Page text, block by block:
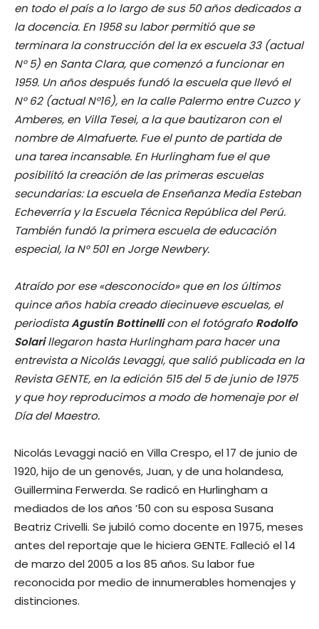
en todo el país a lo largo de sus 50 años dedicados a
la docencia. En 1958 su labor permitió que se
terminara la construcción del la ex escuela 33 (actual
N° 5) en Santa Clara, que comenzó a funcionar en
1959. Un años después fundó la escuela que llevó el
N° 62 (actual N°16), en la calle Palermo entre Cuzco y
Amberes, en Villa Tesei, a la que bautizaron con el
nombre de Almafuerte. Fue el punto de partida de
una tarea incansable. En Hurlingham fue el que
posibilitó la creación de las primeras escuelas
secundarias: La escuela de Enseñanza Media Esteban
Echeverría y la Escuela Técnica República del Perú.
También fundó la primera escuela de educación
especial, la N° 501 en Jorge Newbery.
Atraído por ese «desconocido» que en los últimos
quince años había creado diecinueve escuelas, el
periodistaAgustín Bottinellicon el fotógrafoRodolfo
Solarillegaron hasta Hurlingham para hacer una
entrevista a Nicolás Levaggi, que salió publicada en la
Revista GENTE, en la edición 515 del 5 de junio de 1975
y que hoy reproducimos a modo de homenaje por el
Día del Maestro.
Nicolás Levaggi nació en Villa Crespo, el 17 de junio de
1920, hijo de un genovés, Juan, y de una holandesa,
Guillermina Ferwerda. Se radicó en Hurlingham a
mediados de los años ’50 con su esposa Susana
Beatriz Crivelli. Se jubiló como docente en 1975, meses
antes del reportaje que le hiciera GENTE. Falleció el 14
de marzo del 2005 a los 85 años. Su labor fue
reconocida por medio de innumerables homenajes y
distinciones.